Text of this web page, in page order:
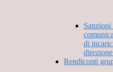
Sanzioni
di
Rendiconti